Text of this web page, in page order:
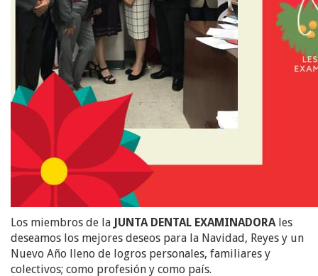
Los miembros de la JUNTA DENTAL EXAMINADORAles
deseamos los mejores deseos para la Navidad, Reyes y un
Nuevo Año lleno de logros personales, familiares y
colectivos; como profesión y como país.